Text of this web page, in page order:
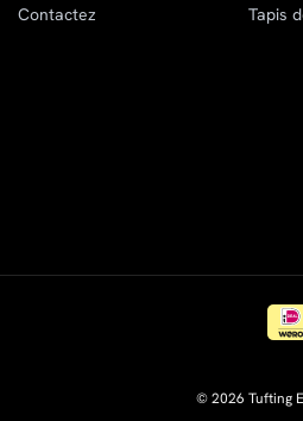
Contactez
Tapis
© 2026 Tufting